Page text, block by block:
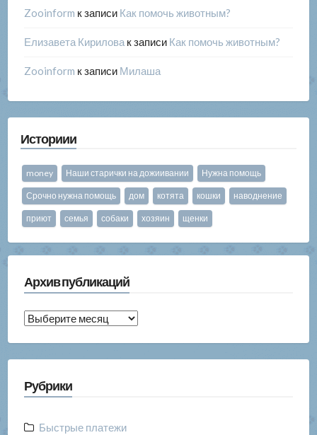
Zooinform к записи Как помочь животным?
Елизавета Кириловак записи Как помочь животным?
Zooinform к записи Милаша
Историии
money Наши старички на дожиивании Нужна помощь
Срочно нужна помощь дом котята кошки наводнение
приют семья собаки хозяин щенки
Архив публикаций
Архив
Рубрики
Быстрые платежи